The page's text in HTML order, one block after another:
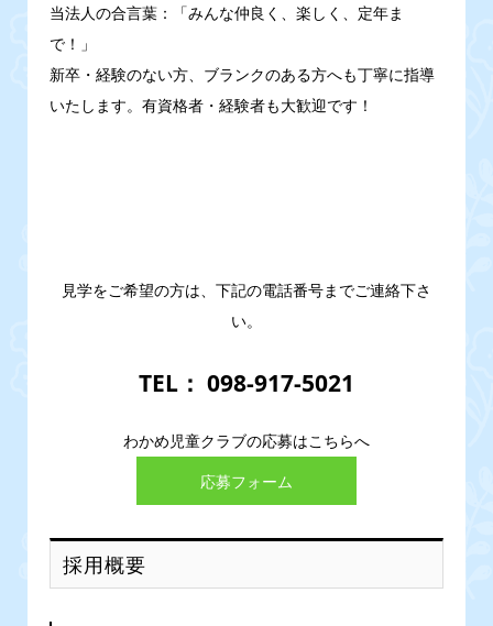
当法人の合言葉：「みんな仲良く、楽しく、定年ま
で！」
新卒・経験のない方、ブランクのある方へも丁寧に指導
いたします。有資格者・経験者も大歓迎です！
見学をご希望の方は、下記の電話番号までご連絡下さ
い。
TEL： 098-917-5021
わかめ児童クラブの応募はこちらへ
応募フォーム
採用概要